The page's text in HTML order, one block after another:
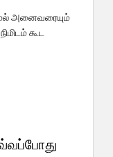
அனைவரையும்
கூட